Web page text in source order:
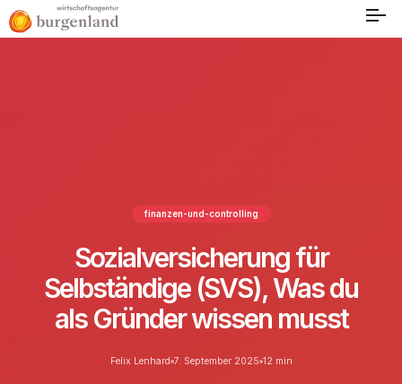
finanzen-und-controlling
Sozialversicherung für
Selbständige (SVS), Was du
als Gründer wissen musst
Felix Lenhard 7. September 2025 12 min